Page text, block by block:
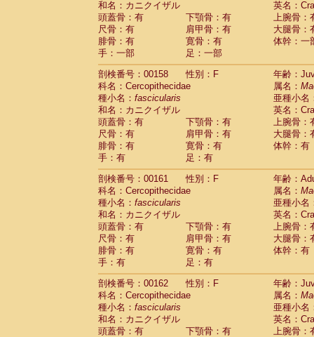
和名：カニクイザル
英名：
頭蓋骨：有
下顎骨：有
上腕骨：
尺骨：有
肩甲骨：有
大腿骨：
腓骨：有
寛骨：有
体幹：一
手：一部
足：一部
剖検番号：00158
性別：F
年齢：
科名：Cercopithecidae
属名：
種小名： fascicularis
亜種小名
和名：カニクイザル
英名：
頭蓋骨：有
下顎骨：有
上腕骨：
尺骨：有
肩甲骨：有
大腿骨：
腓骨：有
寛骨：有
体幹：有
手：有
足：有
剖検番号：00161
性別：F
年齢：
科名：Cercopithecidae
属名：
種小名： fascicularis
亜種小名
和名：カニクイザル
英名：
頭蓋骨：有
下顎骨：有
上腕骨：
尺骨：有
肩甲骨：有
大腿骨：
腓骨：有
寛骨：有
体幹：有
手：有
足：有
剖検番号：00162
性別：F
年齢：
科名：Cercopithecidae
属名：
種小名： fascicularis
亜種小名
和名：カニクイザル
英名：
頭蓋骨：有
下顎骨：有
上腕骨：